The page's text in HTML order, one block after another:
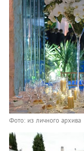
Фото: из личного архива